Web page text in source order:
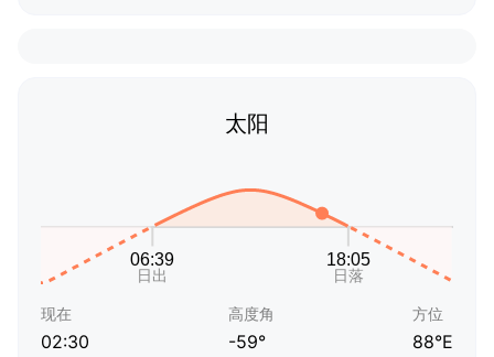
太阳
现在
02:30
高度角
-59°
方位
88°E